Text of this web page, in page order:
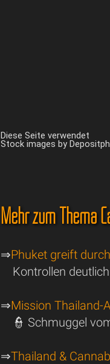
Diese Seite verwendet
Stock images by
Mehr zum Thema
⇒Phuket greift
Kontrollen
⇒Mission Thailand-
👮 Schmuggel
⇒Thailand &